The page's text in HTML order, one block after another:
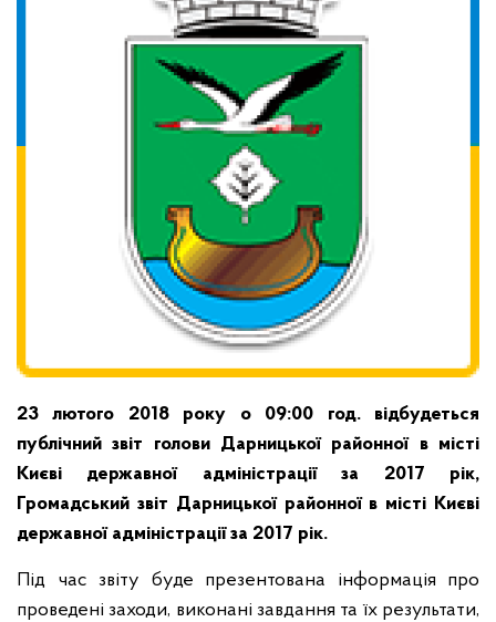
23 лютого 2018 року о 09:00 год. відбудеться
публічний звіт голови Дарницької районної в місті
Києві державної адміністрації за 2017 рік,
Громадський звіт Дарницької районної в місті Києві
державної адміністрації за 2017 рік.
Під час звіту буде презентована інформація про
проведені заходи, виконані завдання та їх результати,